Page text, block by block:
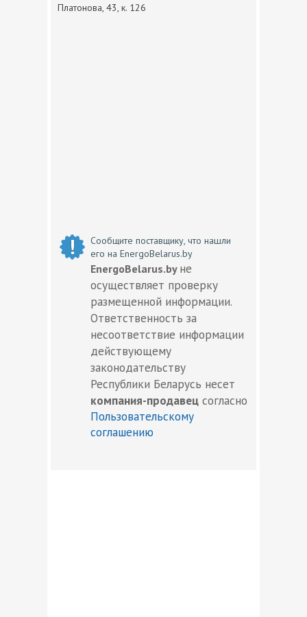
Платонова, 43, к. 126
Сообщите поставщику, что нашли
его на EnergoBelarus.by
EnergoBelarus.by не
осуществляет проверку
размещенной информации.
Ответственность за
несоответствие информации
действующему
законодательству
Республики Беларусь несет
компания-продавец согласно
Пользовательскому
соглашению